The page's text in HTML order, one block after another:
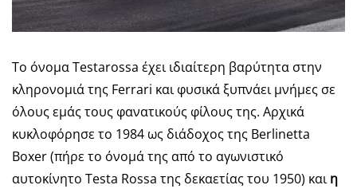
Το όνομα Testarossa έχει ιδιαίτερη βαρύτητα στην
κληρονομιά της Ferrari και φυσικά ξυπνάει μνήμες σε
όλους εμάς τους φανατικούς φίλους της. Αρχικά
κυκλοφόρησε το 1984 ως διάδοχος της Berlinetta
Boxer (πήρε το όνομά της από το αγωνιστικό
αυτοκίνητο Testa Rossa της δεκαετίας του 1950) καιη